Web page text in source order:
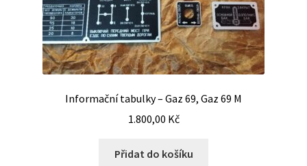
Informační tabulky – Gaz 69, Gaz 69 M
1.800,00 Kč
Přidat do košíku